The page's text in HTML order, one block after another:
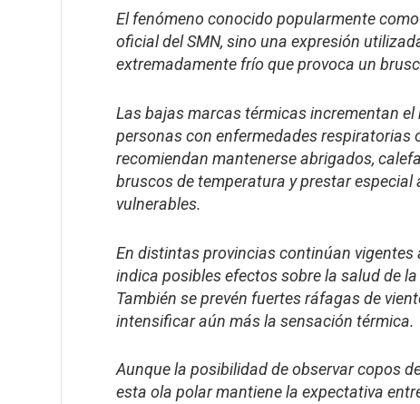
El fenómeno conocido popularmente
oficial del SMN, sino una expresión
extremadamente frío que provoca un
Las bajas marcas térmicas incrementan
personas con enfermedades respiratorias
recomiendan mantenerse abrigados,
bruscos de temperatura y prestar
vulnerables.
En distintas provincias continúan
indica posibles efectos sobre la salud de
También se prevén fuertes ráfagas de
intensificar aún más la sensación térmica.
Aunque la posibilidad de observar copos
esta ola polar mantiene la expectativa